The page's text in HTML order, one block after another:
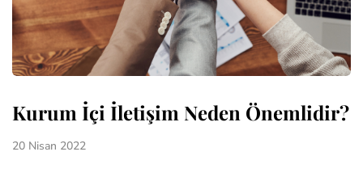
Kurum İçi İletişim Neden Önemlidir?
20 Nisan 2022